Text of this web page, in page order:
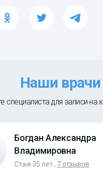
Наши врачи
специалиста для записи на
Богдан Александра
Владимировна
Стаж 35 лет , 7 отзывов